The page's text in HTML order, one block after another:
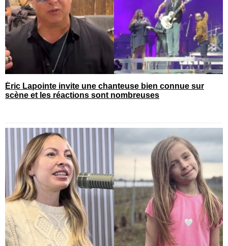
Éric Lapointe invite une chanteuse bien connue sur
scène et les réactions sont nombreuses